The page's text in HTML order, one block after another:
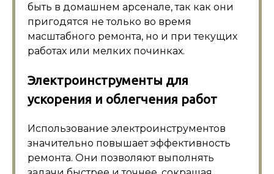
быть в домашнем арсенале, так как они
пригодятся не только во время
масштабного ремонта, но и при текущих
работах или мелких починках.
Электроинструменты для
ускорения и облегчения работ
Использование электроинструментов
значительно повышает эффективность
ремонта. Они позволяют выполнять